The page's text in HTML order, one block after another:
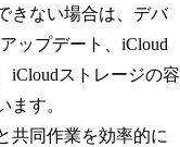
きない場合は、デバ
ップデート、iCloud
iCloudストレージの容
ます。
共同作業を効率的に